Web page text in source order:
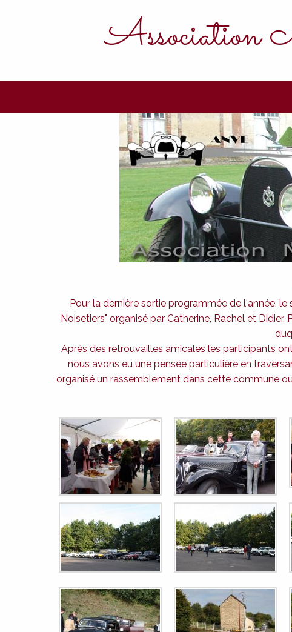
Association
Pour la dernière sortie programmée de l'année,
Noisetiers" organisé par Catherine, Rachel et
Aprés des retrouvailles amicales les participants
nous avons eu une pensée particulière en
organisé un rassemblement dans cette commune